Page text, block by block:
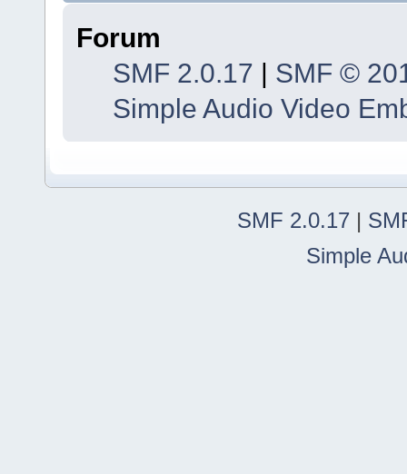
Forum
SMF 2.0.17 | SMF ©
Simple Audio Video
SMF 2.0.17 |
Simple